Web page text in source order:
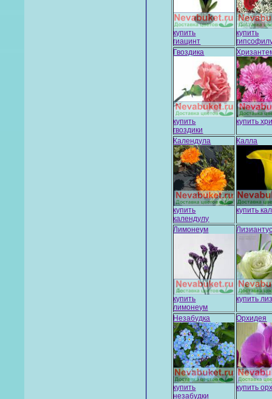
купить
гиацинт
купить
Гвоздика
купить
гвоздики
купить
Календула
купить
календулу
Калла
купить
Лимонеум
купить
лимонеум
купить
Незабудка
купить
незабудки
Орхидея
купить